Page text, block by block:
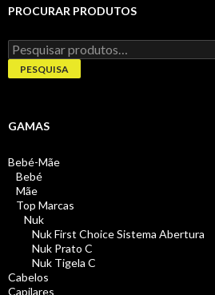
PROCURAR PRODUTOS
Pesquisar
por:
PESQUISA
GAMAS
Bebé-Mãe
Bebé
Mãe
Top Marcas
Nuk
Nuk First Choice Sistema Abertura
Nuk Prato C
Nuk Tigela C
Cabelos
Capilares